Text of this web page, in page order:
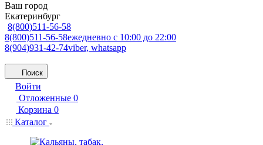
Ваш город
Екатеринбург
8(800)511-56-58
8(800)511-56-58ежедневно с 10:00 до 22:00
8(904)931-42-74viber, whatsapp
Поиск
Войти
Отложенные 0
Корзина 0
Каталог